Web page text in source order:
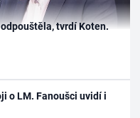
tvrdí Koten.
o LM. Fanoušci uvidí i